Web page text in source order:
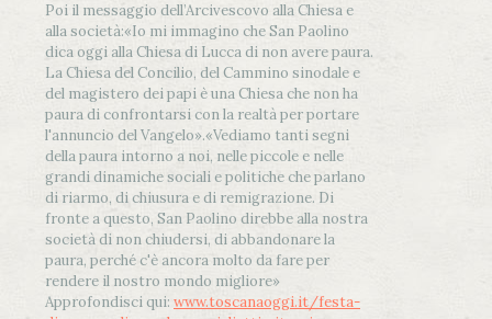
Poi il messaggio dell’Arcivescovo alla Chiesa e
alla società:«Io mi immagino che San Paolino
dica oggi alla Chiesa di Lucca di non avere paura.
La Chiesa del Concilio, del Cammino sinodale e
del magistero dei papi è una Chiesa che non ha
paura di confrontarsi con la realtà per portare
l'annuncio del Vangelo».«Vediamo tanti segni
della paura intorno a noi, nelle piccole e nelle
grandi dinamiche sociali e politiche che parlano
di riarmo, di chiusura e di remigrazione. Di
fronte a questo, San Paolino direbbe alla nostra
società di non chiudersi, di abbandonare la
paura, perché c'è ancora molto da fare per
rendere il nostro mondo migliore»
Approfondisci qui: www.toscanaoggi.it/festa-